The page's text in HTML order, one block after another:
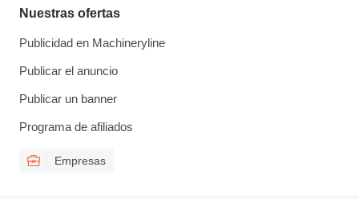
Nuestras ofertas
Publicidad en Machineryline
Publicar el anuncio
Publicar un banner
Programa de afiliados
Empresas